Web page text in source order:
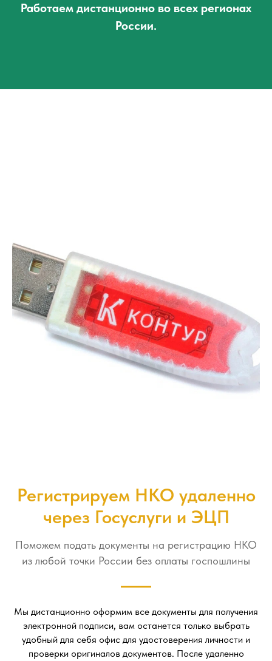
Работаем дистанционно во всех регионах
России.
Регистрируем НКО удаленно
через Госуслуги и ЭЦП
Поможем подать документы на регистрацию НКО
из любой точки России без оплаты госпошлины
Мы дистанционно оформим все документы для получения
электронной подписи, вам останется только выбрать
удобный для себя офис для удостоверения личности и
проверки оригиналов документов. После удаленно